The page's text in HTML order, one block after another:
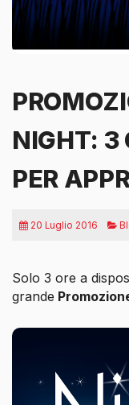
NIGHT: 3
PER
20 Luglio 2016
Solo 3 ore a
grande